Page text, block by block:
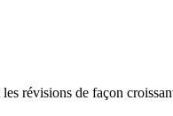
révisions de façon